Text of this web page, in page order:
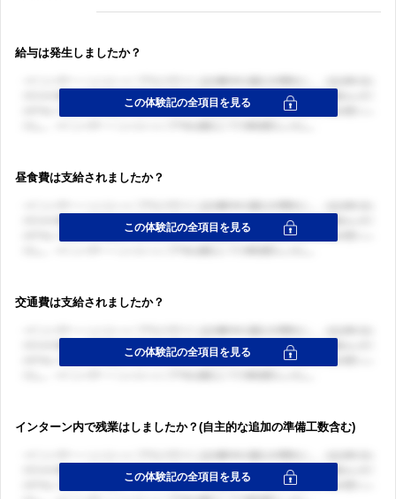
給与は発生しましたか？
昼食費は支給されましたか？
交通費は支給されましたか？
インターン内で残業はしましたか？(自主的な追加の準備工数含む)
ログイン・会員登録